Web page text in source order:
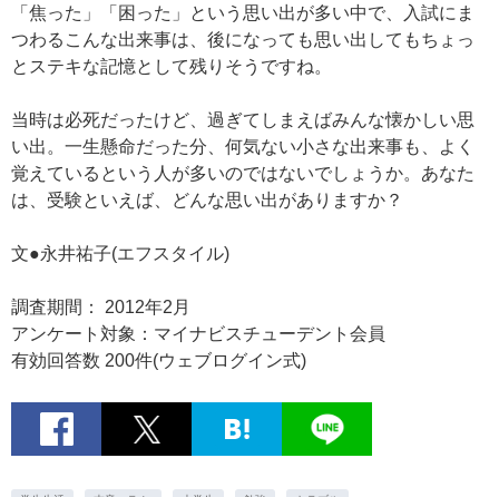
「焦った」「困った」という思い出が多い中で、入試にま
つわるこんな出来事は、後になっても思い出してもちょっ
とステキな記憶として残りそうですね。
当時は必死だったけど、過ぎてしまえばみんな懐かしい思
い出。一生懸命だった分、何気ない小さな出来事も、よく
覚えているという人が多いのではないでしょうか。あなた
は、受験といえば、どんな思い出がありますか？
文●永井祐子(エフスタイル)
調査期間： 2012年2月
アンケート対象：マイナビスチューデント会員
有効回答数 200件(ウェブログイン式)